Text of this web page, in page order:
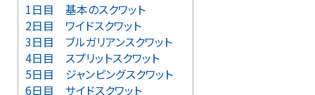
1日目 基本のスクワット
2日目 ワイドスクワット
3日目 ブルガリアンスクワット
4日目 スプリットスクワット
5日目 ジャンピングスクワット
6日目 サイドスクワット